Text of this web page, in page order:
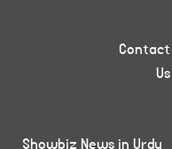
Contact
Us
Showbiz News in Urdu